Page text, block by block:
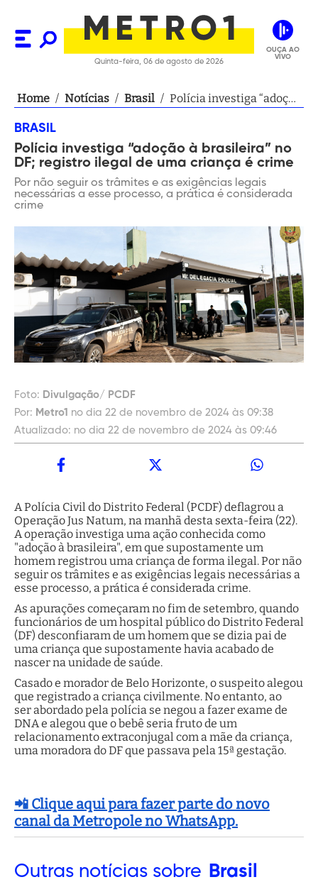
Quinta-feira, 06 de agosto de 2026
OUÇA AO
VIVO
Home / Notícias / Brasil / Polícia investiga “adoção
criança é crime
BRASIL
Polícia investiga “adoção à brasileira” no
DF; registro ilegal de uma criança é crime
Por não seguir os trâmites e as exigências legais
necessárias a esse processo, a prática é considerada
crime
Foto: Divulgação/ PCDF
Por: Metro1 no dia 22 de novembro de 2024 às 09:38
Atualizado: no dia 22 de novembro de 2024 às 09:46
A Polícia Civil do Distrito Federal (PCDF) deflagrou a
Operação Jus Natum, na manhã desta sexta-feira (22).
A operação investiga uma ação conhecida como
"adoção à brasileira", em que supostamente um
homem registrou uma criança de forma ilegal. Por não
seguir os trâmites e as exigências legais necessárias a
esse processo, a prática é considerada crime.
As apurações começaram no fim de setembro, quando
funcionários de um hospital público do Distrito Federal
(DF) desconfiaram de um homem que se dizia pai de
uma criança que supostamente havia acabado de
nascer na unidade de saúde.
Casado e morador de Belo Horizonte, o suspeito alegou
que registrado a criança civilmente. No entanto, ao
ser abordado pela polícia se negou a fazer exame de
DNA e alegou que o bebê seria fruto de um
relacionamento extraconjugal com a mãe da criança,
uma moradora do DF que passava pela 15ª gestação.
📲 Clique aqui para fazer parte do novo
canal da Metropole no WhatsApp.
Outras notícias sobre Brasil